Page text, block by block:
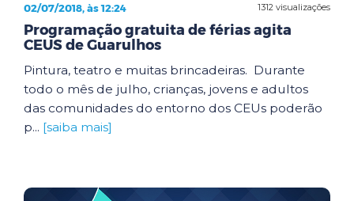
1312 visualizações
02/07/2018, às 12:24
Programação gratuita de férias agita
CEUS de Guarulhos
Pintura, teatro e muitas brincadeiras. Durante
todo o mês de julho, crianças, jovens e adultos
das comunidades do entorno dos CEUs poderão
p... [saiba mais]